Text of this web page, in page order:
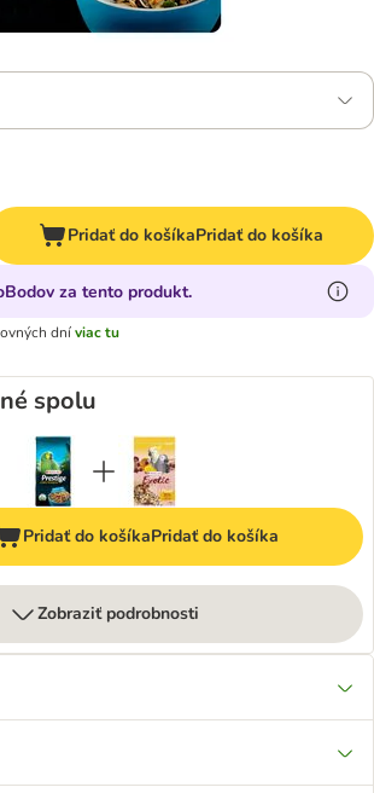
Pridať do košíkaPridať do košíka
za tento produkt.
dníviac tu
spolu
Pridať do košíkaPridať do košíka
Zobraziť podrobnosti